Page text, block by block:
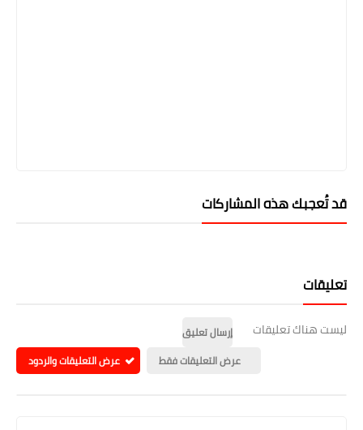
قد تُعجبك هذه المشاركات
تعليقات
ليست هناك تعليقات
إرسال تعليق
عرض التعليقات فقط
عرض التعليقات والردود